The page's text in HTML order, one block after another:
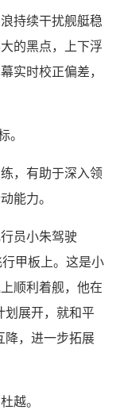
持续干扰舰艇稳
的黑点，上下浮
实时校正偏差，
。
，有助于深入领
能力。
员小朱驾驶
甲板上。这是小
顺利着舰，他在
划展开，就和平
降，进一步拓展
越。